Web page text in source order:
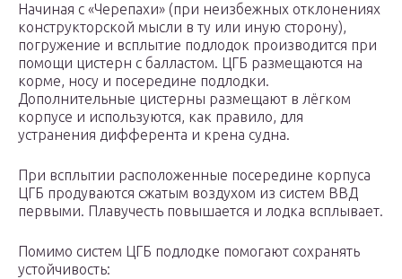
Начиная с «Черепахи» (при неизбежных отклонениях
конструкторской мысли в ту или иную сторону),
погружение и всплытие подлодок производится при
помощи цистерн с балластом. ЦГБ размещаются на
корме, носу и посередине подлодки.
Дополнительные цистерны размещают в лёгком
корпусе и используются, как правило, для
устранения дифферента и крена судна.
При всплытии расположенные посередине корпуса
ЦГБ продуваются сжатым воздухом из систем ВВД
первыми. Плавучесть повышается и лодка всплывает.
Помимо систем ЦГБ подлодке помогают сохранять
устойчивость: